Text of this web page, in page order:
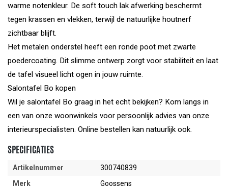
warme notenkleur. De soft touch lak afwerking beschermt
tegen krassen en vlekken, terwijl de natuurlijke houtnerf
zichtbaar blijft.
Het metalen onderstel heeft een ronde poot met zwarte
poedercoating. Dit slimme ontwerp zorgt voor stabiliteit en laat
de tafel visueel licht ogen in jouw ruimte.
Salontafel Bo kopen
Wil je salontafel Bo graag in het echt bekijken? Kom langs in
een van onze woonwinkels voor persoonlijk advies van onze
interieurspecialisten. Online bestellen kan natuurlijk ook.
SPECIFICATIES
Artikelnummer
300740839
Merk
Goossens